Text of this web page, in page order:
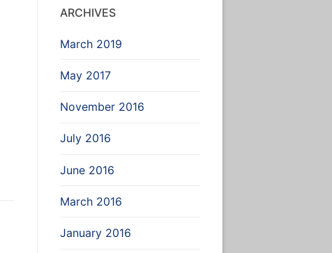
ARCHIVES
March 2019
May 2017
November 2016
July 2016
June 2016
March 2016
January 2016